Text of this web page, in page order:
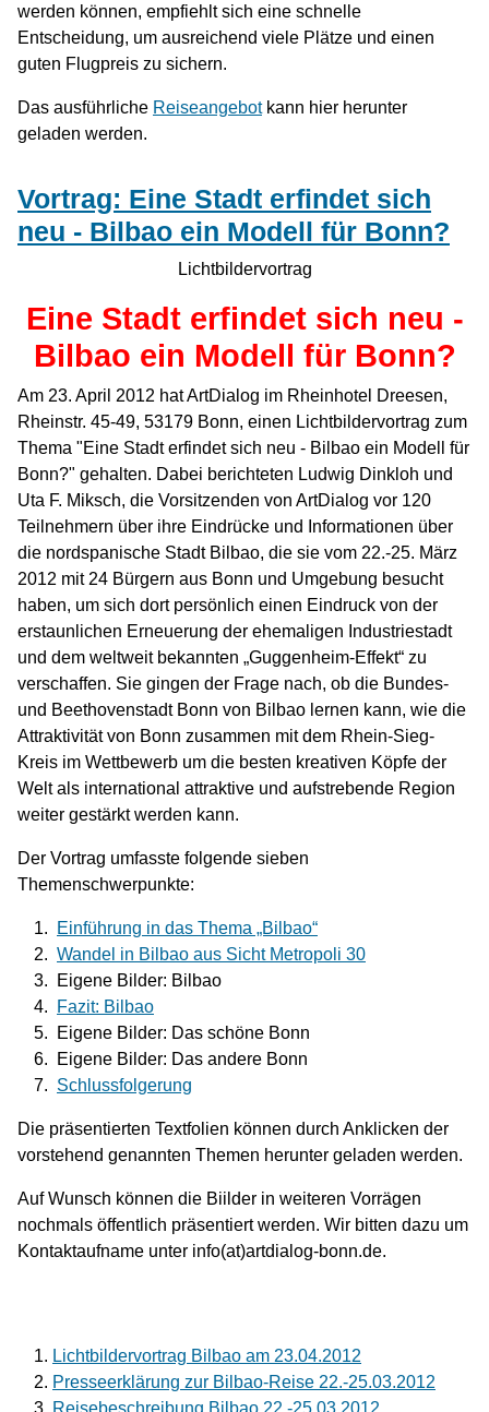
werden können, empfiehlt sich eine schnelle
Entscheidung, um ausreichend viele Plätze und einen
guten Flugpreis zu sichern.
Das ausführliche Reiseangebotkann hier herunter
geladen werden.
Vortrag: Eine Stadt erfindet sich
neu - Bilbao ein Modell für Bonn?
Lichtbildervortrag
Eine Stadt erfindet sich neu -
Bilbao ein Modell für Bonn?
Am 23. April 2012 hat ArtDialog im Rheinhotel Dreesen,
Rheinstr. 45-49, 53179 Bonn, einen Lichtbildervortrag zum
Thema "Eine Stadt erfindet sich neu - Bilbao ein Modell für
Bonn?" gehalten. Dabei berichteten Ludwig Dinkloh und
Uta F. Miksch, die Vorsitzenden von ArtDialog vor 120
Teilnehmern über ihre Eindrücke und Informationen über
die nordspanische Stadt Bilbao, die sie vom 22.-25. März
2012 mit 24 Bürgern aus Bonn und Umgebung besucht
haben, um sich dort persönlich einen Eindruck von der
erstaunlichen Erneuerung der ehemaligen Industriestadt
und dem weltweit bekannten „Guggenheim-Effekt“ zu
verschaffen. Sie gingen der Frage nach, ob die Bundes-
und Beethovenstadt Bonn von Bilbao lernen kann, wie die
Attraktivität von Bonn zusammen mit dem Rhein-Sieg-
Kreis im Wettbewerb um die besten kreativen Köpfe der
Welt als international attraktive und aufstrebende Region
weiter gestärkt werden kann.
Der Vortrag umfasste folgende sieben
Themenschwerpunkte:
Einführung in das Thema „Bilbao“
Wandel in Bilbao aus Sicht Metropoli 30
Eigene Bilder: Bilbao
Fazit: Bilbao
Eigene Bilder: Das schöne Bonn
Eigene Bilder: Das andere Bonn
Schlussfolgerung
Die präsentierten Textfolien können durch Anklicken der
vorstehend genannten Themen herunter geladen werden.
Auf Wunsch können die Biilder in weiteren Vorrägen
nochmals öffentlich präsentiert werden. Wir bitten dazu um
Kontaktaufname unter info(at)artdialog-bonn.de.
Lichtbildervortrag Bilbao am 23.04.2012
Presseerklärung zur Bilbao-Reise 22.-25.03.2012
Reisebeschreibung Bilbao 22.-25.03.2012